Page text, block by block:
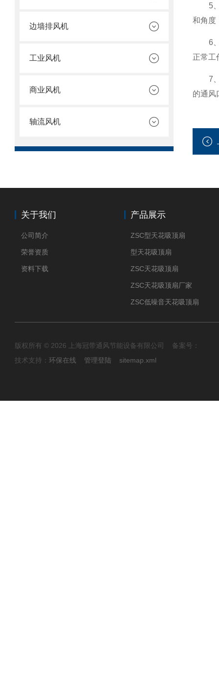
边墙排风机
工业风机
商业风机
轴流风机
5、
和角度
6、
正常工
7、
的通风
关于我们
公司简介
荣誉资质
资料下载
产品展示
ZSC型天花吸顶扇
型天花吸顶扇
ZSC天花吸顶扇
ZSC天花吸顶扇厂家
ZSC低噪音天花吸顶扇
版权所有 © 2026 上海冠带通风节能设备有限公司 备案号：
技术支持： 环保在线 管理登陆 sitemap.xml